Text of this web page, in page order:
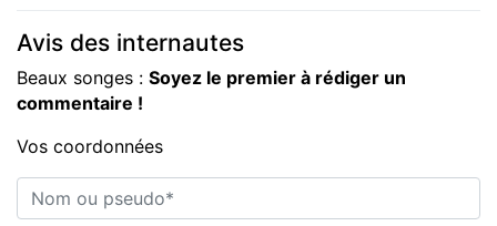
Avis des internautes
Beaux songes : Soyez le premier à rédiger un
commentaire !
Vos coordonnées
Nom ou pseudo*